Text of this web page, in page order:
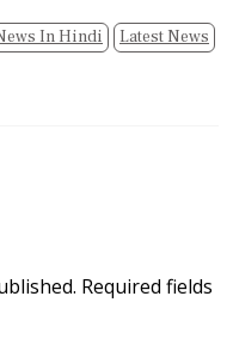
In Hindi Latest News
Required fields